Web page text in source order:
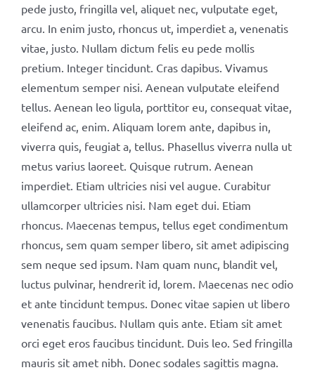
pede justo, fringilla vel, aliquet nec, vulputate eget,
arcu. In enim justo, rhoncus ut, imperdiet a, venenatis
vitae, justo. Nullam dictum felis eu pede mollis
pretium. Integer tincidunt. Cras dapibus. Vivamus
elementum semper nisi. Aenean vulputate eleifend
tellus. Aenean leo ligula, porttitor eu, consequat vitae,
eleifend ac, enim. Aliquam lorem ante, dapibus in,
viverra quis, feugiat a, tellus. Phasellus viverra nulla ut
metus varius laoreet. Quisque rutrum. Aenean
imperdiet. Etiam ultricies nisi vel augue. Curabitur
ullamcorper ultricies nisi. Nam eget dui. Etiam
rhoncus. Maecenas tempus, tellus eget condimentum
rhoncus, sem quam semper libero, sit amet adipiscing
sem neque sed ipsum. Nam quam nunc, blandit vel,
luctus pulvinar, hendrerit id, lorem. Maecenas nec odio
et ante tincidunt tempus. Donec vitae sapien ut libero
venenatis faucibus. Nullam quis ante. Etiam sit amet
orci eget eros faucibus tincidunt. Duis leo. Sed fringilla
mauris sit amet nibh. Donec sodales sagittis magna.